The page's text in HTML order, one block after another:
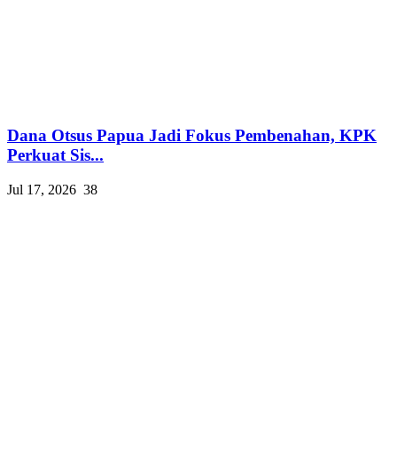
Dana Otsus Papua Jadi Fokus Pembenahan, KPK
Perkuat Sis...
Jul 17, 2026 38